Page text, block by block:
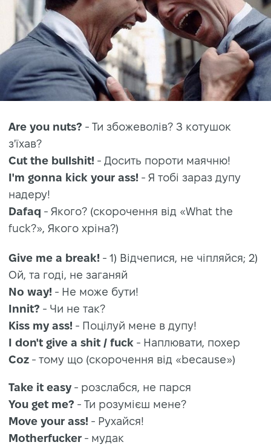
Are you nuts? - Ти збожеволів? З котушок
з'їхав?
Cut the bullshit! - Досить пороти маячню!
I'm gonna kick your ass! - Я тобі зараз дупу
надеру!
Dafaq - Якого? (скорочення від «What the
fuck?», Якого хріна?)
Give me a break! - 1) Відчепися, не чіпляйся; 2)
Ой, та годі, не заганяй
No way! - Не може бути!
Innit? - Чи не так?
Kiss my ass! - Поцілуй мене в дупу!
I don't give a shit / fuck - Наплювати, похер
Coz - тому що (скорочення від «because»)
Take it easy - розслабся, не парся
You get me? - Ти розумієш мене?
Move your ass! - Рухайся!
Motherfucker - мудак